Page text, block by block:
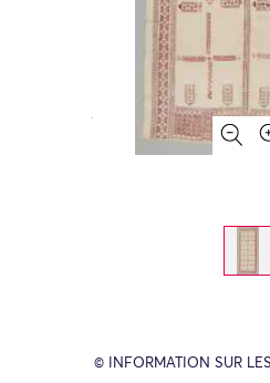
© INFORMATION SUR